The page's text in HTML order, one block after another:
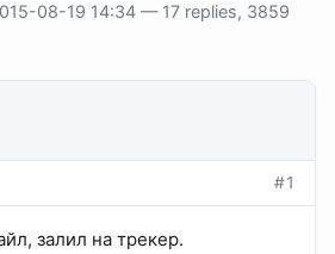
08-19 14:34 — 17 replies, 3859
#1
залил на трекер.